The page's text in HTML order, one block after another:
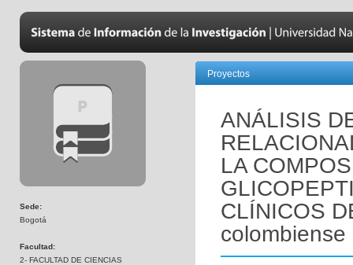
Sede:
Bogotá
Facultad:
2- FACULTAD DE CIENCIAS
Proyectos
ANÁLISIS
LA
CLÍNICOS
colombiense